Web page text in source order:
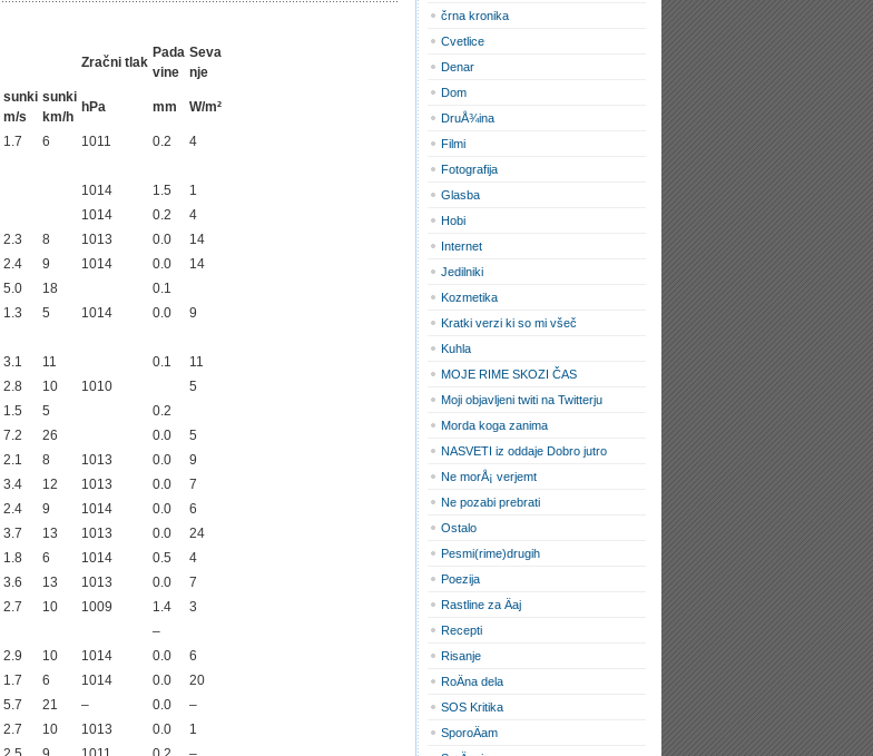
Zračni tlak
Pada
vine
Seva
nje
sunki
m/s
sunki
km/h
hPa mm W/m²
1.7 6 1011 0.2
4
1014 1.5
1
1014 0.2
4
2.3 8 1013 0.0
14
2.4 9 1014 0.0
14
5.0 18
0.1
1.3 5 1014 0.0
9
3.1 11 0.1
11
2.8 10 1010
5
1.5 5
0.2
7.2 26 0.0
5
2.1 8 1013 0.0
9
3.4 12 1013 0.0
7
2.4 9 1014 0.0
6
3.7 13 1013 0.0
24
1.8 6 1014 0.5
4
3.6 13 1013 0.0
7
2.7 10 1009 1.4
3
–
2.9 10 1014 0.0
6
1.7 6 1014 0.0
20
5.7 21 – 0.0
–
2.7 10 1013 0.0
1
črna kronika
Cvetlice
Denar
Dom
DruÅ¾ina
Filmi
Fotografija
Glasba
Hobi
Internet
Jedilniki
Kozmetika
Kratki verzi ki so mi všeč
Kuhla
MOJE RIME SKOZI ČAS
Moji objavljeni twiti na Twitterju
Morda koga zanima
NASVETI iz oddaje Dobro jutro
Ne morÅ¡ verjemt
Ne pozabi prebrati
Ostalo
Pesmi(rime)drugih
Poezija
Rastline za Äaj
Recepti
Risanje
RoÄna dela
SOS Kritika
SporoÄam